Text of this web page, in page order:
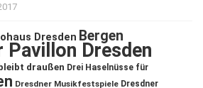
Dresden Bergen
Pavillon Dresden
draußen Drei Haselnüsse für
Dresdner Musikfestspiele Dresdner